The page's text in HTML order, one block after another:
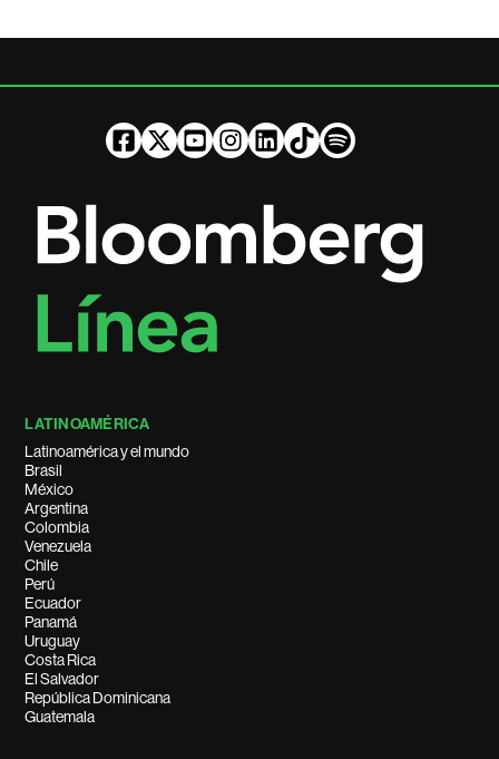
LATINOAMÉRICA
Latinoamérica y el mundo
Brasil
México
Argentina
Colombia
Venezuela
Chile
Perú
Ecuador
Panamá
Uruguay
Costa Rica
El Salvador
República Dominicana
Guatemala